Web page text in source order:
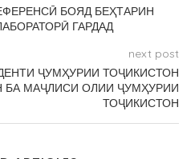
БОЯД БЕҲТАРИН
ГАРДАД
next post
ҶУМҲУРИИ ТОҶИКИСТОН
МАҶЛИСИ ОЛИИ ҶУМҲУРИИ
ТОҶИКИСТОН